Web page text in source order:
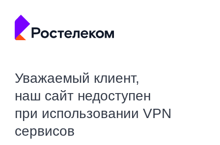
Уважаемый клиент,
наш сайт недоступен
при использовании VPN
сервисов